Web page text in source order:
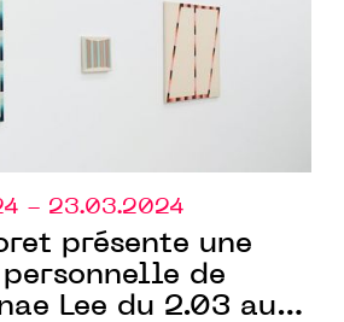
- 23.03.2024
présente une
de
Lee du 2.03 au